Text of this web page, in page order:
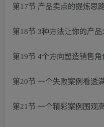
第17节 产品卖点的提炼思
第18节 3种方法让你的产
第19节 4个方向塑造销售
第20节 一个失败案例看透
第21节 一个精彩案例围观